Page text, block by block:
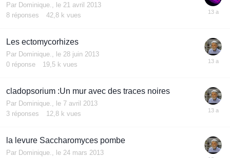
Par Dominique.
le 21 avril 2013
8 réponses 42,8 k vues
Les ectomycorhizes
Par Dominique.
le 28 juin 2013
0 réponse 19,5 k vues
cladopsorium :Un mur avec des traces noires
Par Dominique.
le 7 avril 2013
3 réponses 12,8 k vues
la levure Saccharomyces pombe
Par Dominique.
le 24 mars 2013